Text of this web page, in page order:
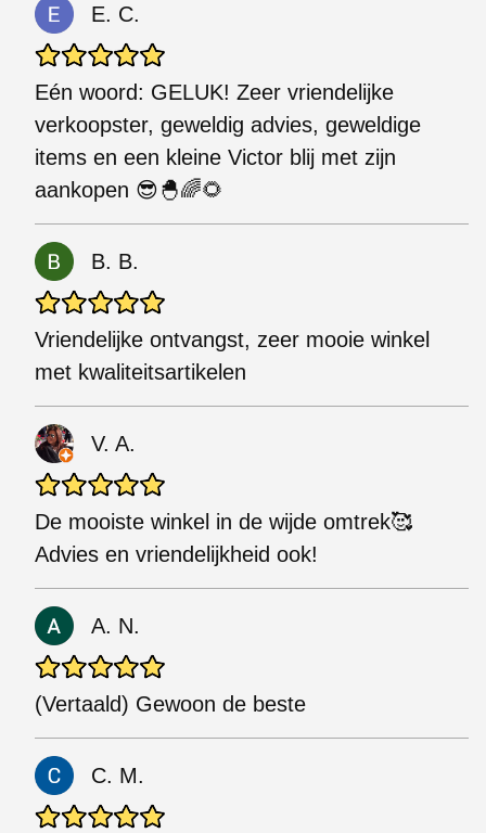
E. C.
Eén woord: GELUK! Zeer vriendelijke
verkoopster, geweldig advies, geweldige
items en een kleine Victor blij met zijn
aankopen 😎🐣🌈🌻
B. B.
Vriendelijke ontvangst, zeer mooie winkel
met kwaliteitsartikelen
V. A.
De mooiste winkel in de wijde omtrek🥰
Advies en vriendelijkheid ook!
A. N.
(Vertaald) Gewoon de beste
C. M.